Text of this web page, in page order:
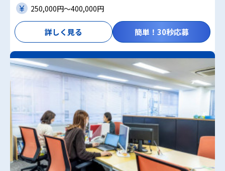
250,000円〜400,000円
詳しく見る 簡単！30秒応募